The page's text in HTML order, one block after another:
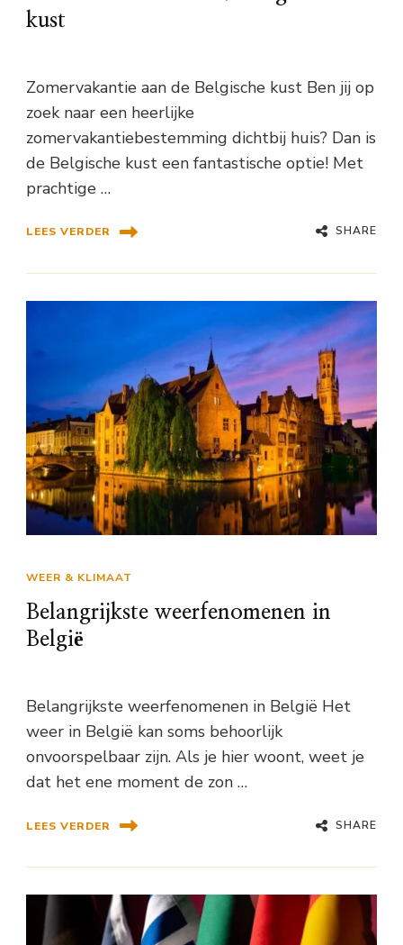
kust
Zomervakantie aan de Belgische kust Ben jij op
zoek naar een heerlijke
zomervakantiebestemming dichtbij huis? Dan is
de Belgische kust een fantastische optie! Met
prachtige …
LEES VERDER SHARE
WEER & KLIMAAT
Belangrijkste weerfenomenen in
België
Belangrijkste weerfenomenen in België Het
weer in België kan soms behoorlijk
onvoorspelbaar zijn. Als je hier woont, weet je
dat het ene moment de zon …
LEES VERDER SHARE